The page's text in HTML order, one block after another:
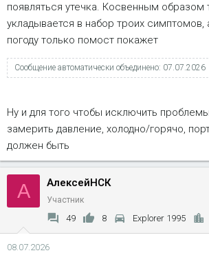
появляться утечка. Косвенным образом
укладывается в набор троих симптомов,
погоду только помост покажет
Сообщение автоматически объединено: 07.07.2026
Ну и для того чтобы исключить
замерить давление, холодно/горячо,
должен быть
А АлексейНСК
Участник
49 8 Explorer 1995
08.07.2026